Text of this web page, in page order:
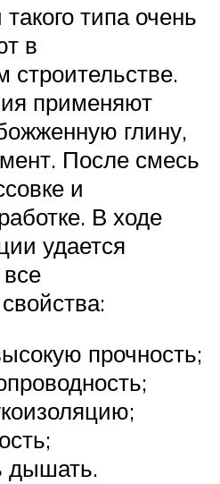
типа очень
в
строительстве.
применяют
глину,
После смесь
и
В ходе
удается
прочность;
дышать.